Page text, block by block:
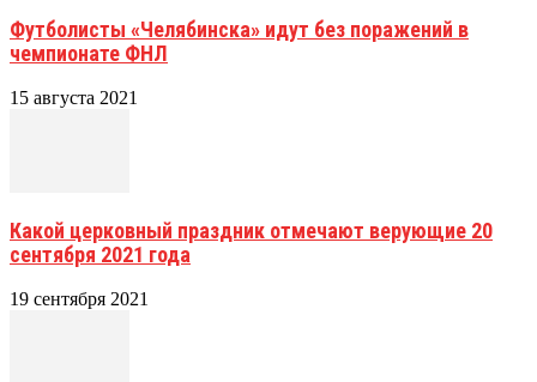
Футболисты «Челябинска» идут без поражений в
чемпионате ФНЛ
15 августа 2021
Какой церковный праздник отмечают верующие 20
сентября 2021 года
19 сентября 2021